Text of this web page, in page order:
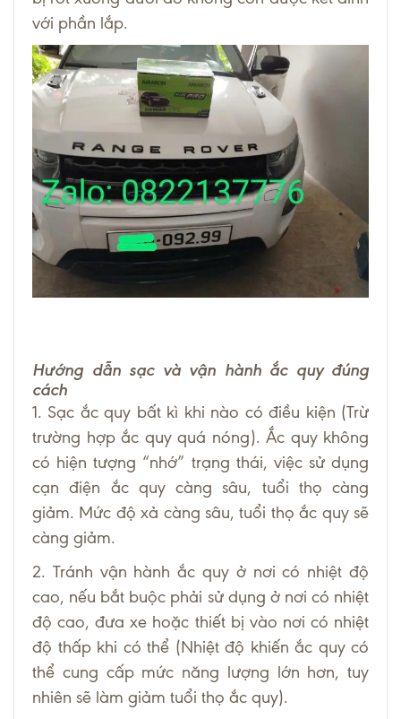
với phần lắp.
Hướng dẫn sạc và vận hành ắc quy đúng
cách
1. Sạc ắc quy bất kì khi nào có điều kiện (Trừ
trường hợp ắc quy quá nóng). Ắc quy không
có hiện tượng “nhớ” trạng thái, việc sử dụng
cạn điện ắc quy càng sâu, tuổi thọ càng
giảm. Mức độ xả càng sâu, tuổi thọ ắc quy sẽ
càng giảm.
2. Tránh vận hành ắc quy ở nơi có nhiệt độ
cao, nếu bắt buộc phải sử dụng ở nơi có nhiệt
độ cao, đưa xe hoặc thiết bị vào nơi có nhiệt
độ thấp khi có thể (Nhiệt độ khiến ắc quy có
thể cung cấp mức năng lượng lớn hơn, tuy
nhiên sẽ làm giảm tuổi thọ ắc quy).